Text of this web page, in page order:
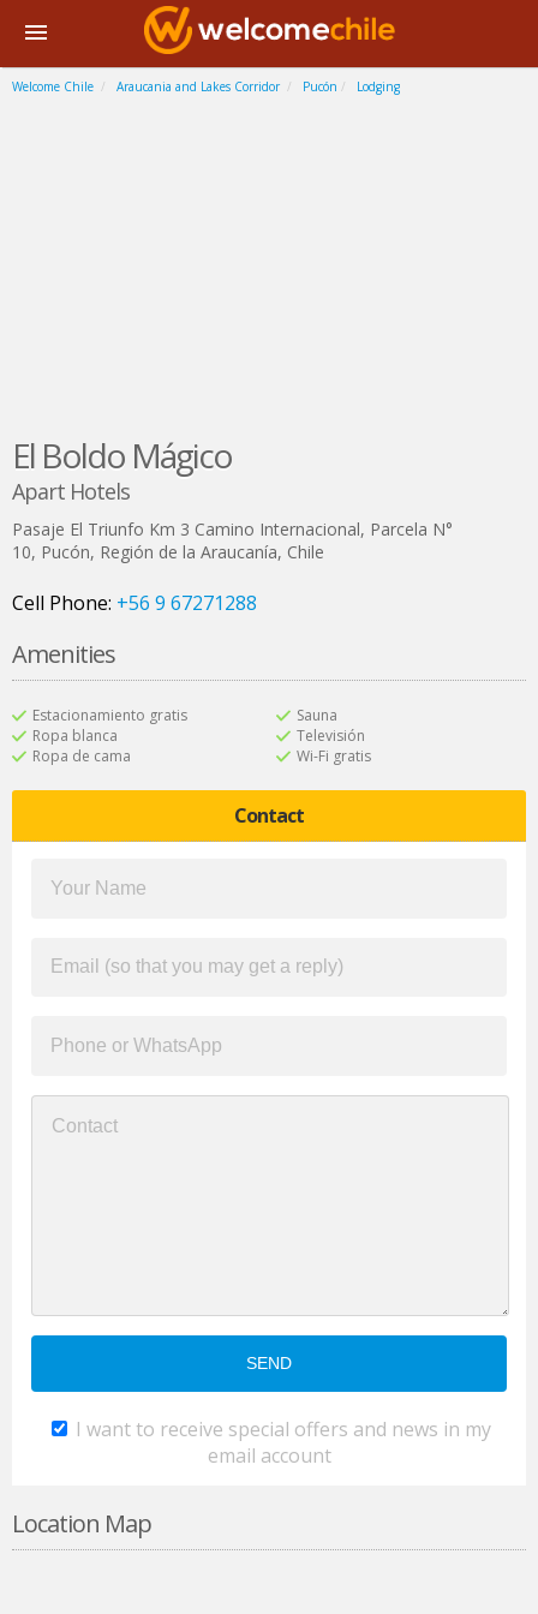
Welcome Chile Araucania and Lakes Corridor Pucón Lodging
El Boldo Mágico
Apart Hotels
Pasaje El Triunfo Km 3 Camino Internacional, Parcela N°
10, Pucón, Región de la Araucanía, Chile
Cell Phone: +56 9 67271288
Amenities
Estacionamiento gratis
Ropa blanca
Ropa de cama
Sauna
Televisión
Wi-Fi gratis
Contact
I want to receive special offers and news in my
email account
Location Map